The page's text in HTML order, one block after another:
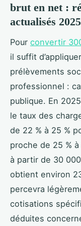
brut en net :
actualisés 2025
Pour convertir
il suffit
prélèvements
professionnel :
publique. En
le taux des
de 22 % à 25 %
proche de 25 %
à partir de 30
obtient environ
percevra
cotisations
déduites